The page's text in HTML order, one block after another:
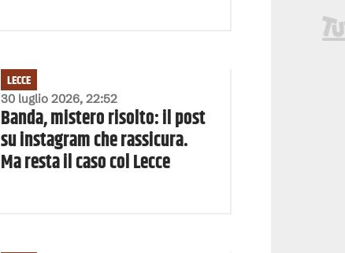
30 luglio 2026, 22:52
LECCE
Banda, mistero risolto: il post
su instagram che rassicura.
Ma resta il caso col Lecce